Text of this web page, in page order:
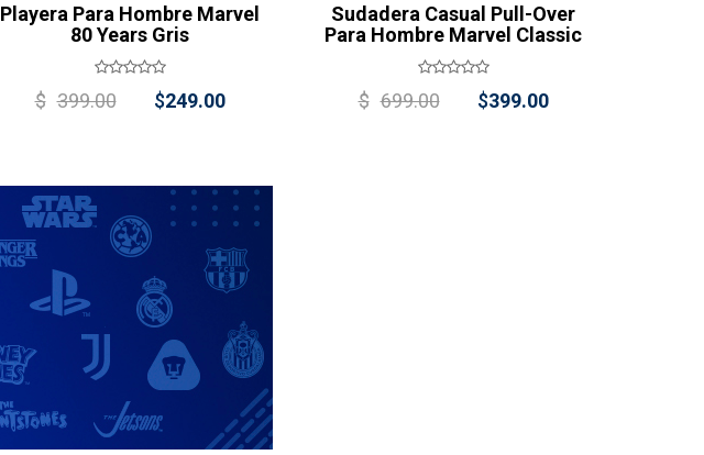
Playera Para Hombre Marvel
80 Years Gris
$ 399.00
Original
$399.00.
$249.00
$249.00.
Sudadera Casual Pull-Over
Para Hombre Marvel Classic
$ 699.00
Original
$399.00